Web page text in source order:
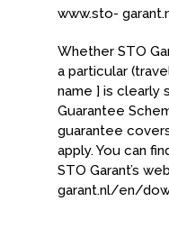
www.sto-
Whether STO
a particular
name ] is clearly
Guarantee
guarantee
apply. You can
STO Garant’s
garant.nl/en/